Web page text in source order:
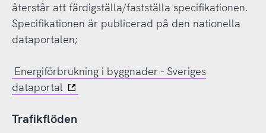
återstår att färdigställa/fastställa specifikationen.
Specifikationen är publicerad på den nationella
dataportalen;
Energiförbrukning i byggnader - Sveriges
dataportal
Trafikflöden